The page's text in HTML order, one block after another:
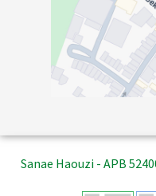
Sanae Haouzi - APB